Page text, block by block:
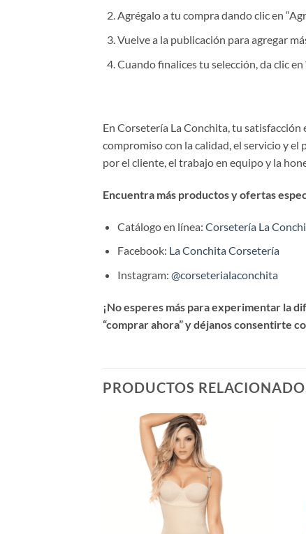
Agrégalo a tu compra dando clic en
Vuelve a la publicación para agregar
Cuando finalices tu selección, da clic
En Corsetería La Conchita, tu
compromiso con la calidad, el servicio y
por el cliente, el trabajo en equipo y la
Encuentra más productos y ofertas
Catálogo en línea: Corsetería La
Facebook: La Conchita Corsetería
Instagram: @corseterialaconchita
¡No esperes más para experimentar la
“comprar ahora” y déjanos consentirte
PRODUCTOS